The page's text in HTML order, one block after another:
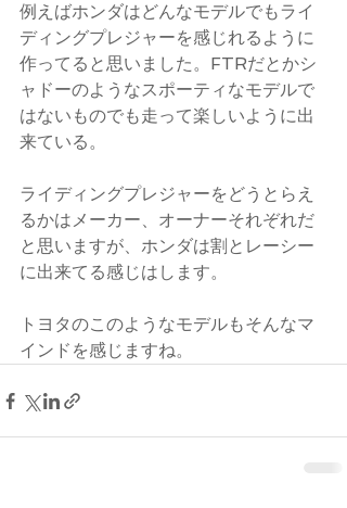
例えばホンダはどんなモデルでもライ
ディングプレジャーを感じれるように
作ってると思いました。FTRだとかシ
ャドーのようなスポーティなモデルで
はないものでも走って楽しいように出
来ている。
ライディングプレジャーをどうとらえ
るかはメーカー、オーナーそれぞれだ
と思いますが、ホンダは割とレーシー
に出来てる感じはします。
トヨタのこのようなモデルもそんなマ
インドを感じますね。